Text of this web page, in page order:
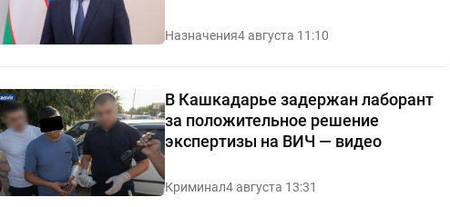
Назначения4 августа 11:10
В Кашкадарье задержан лаборант
за положительное решение
экспертизы на ВИЧ — видео
Криминал4 августа 13:31